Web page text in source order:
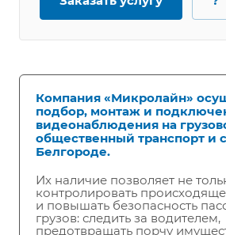
Компания «Микролайн»
подбор, монтаж и
видеонаблюдения на
общественный транспорт и
Белгороде.
Их наличие позволяет не
контролировать
и повышать безопасность
грузов: следить за водителем,
предотвращать порчу